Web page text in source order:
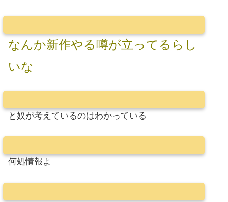
なんか新作やる噂が立ってるらし
いな
と奴が考えているのはわかっている
何処情報よ